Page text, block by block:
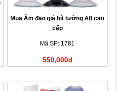
Mua Âm đạo giả hít tường A8 cao
cấp
Mã SP: 1781
550,000đ